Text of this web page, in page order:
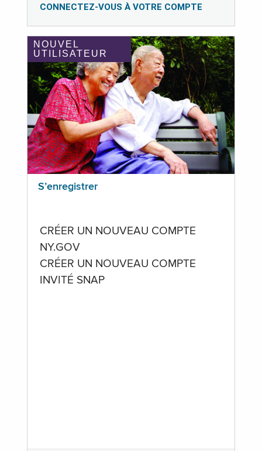
CONNECTEZ-VOUS À VOTRE COMPTE
NOUVEL
UTILISATEUR
S’enregistrer
CRÉER UN NOUVEAU COMPTE
NY.GOV
CRÉER UN NOUVEAU COMPTE
INVITÉ SNAP